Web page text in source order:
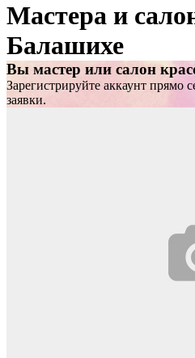
Мастера и
Балашихе
Вы мастер или салон
Зарегистрируйте аккаунт прямо
заявки.